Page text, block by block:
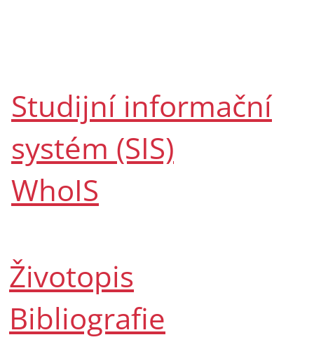
Studijní informační
systém (SIS)
WhoIS
Životopis
Bibliografie